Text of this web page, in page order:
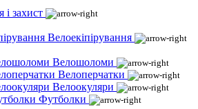
і захист
Велоекіпірування
Велошоломи
Велоперчатки
Велоокуляри
Футболки